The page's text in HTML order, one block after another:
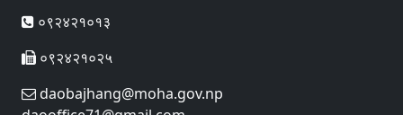
०९२४२१०१३
०९२४२१०२५
daobajhang@moha.gov.np